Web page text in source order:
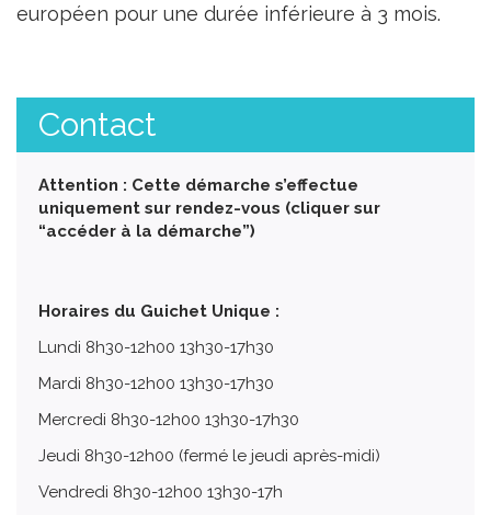
européen pour une durée inférieure à 3 mois.
Contact
Attention : Cette démarche s’effectue
uniquement sur rendez-vous (cliquer sur
“accéder à la démarche”)
Horaires du Guichet Unique :
Lundi 8h30-12h00 13h30-17h30
Mardi 8h30-12h00 13h30-17h30
Mercredi 8h30-12h00 13h30-17h30
Jeudi 8h30-12h00 (fermé le jeudi après-midi)
Vendredi 8h30-12h00 13h30-17h